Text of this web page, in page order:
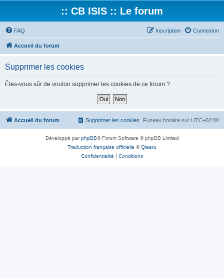
:: CB ISIS :: Le forum
FAQ Connexion
Inscription
Accueil du forum
Supprimer les cookies
Êtes-vous sûr de vouloir supprimer les cookies de ce forum ?
Accueil du forum Fuseau horaire sur UTC+02:00
Supprimer les cookies
Développé parphpBB® Forum Software © phpBB Limited
Traduction française officielle ©Qiaeru
Confidentialité | Conditions